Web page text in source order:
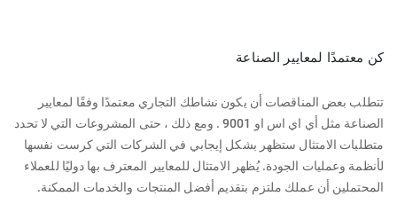
كن معتمدًا لمعايير الصناعة
تتطلب بعض المناقصات أن يكون نشاطك التجاري معتمدًا وفقًا لمعايير
الصناعة مثل أي اي اس او 9001 . ومع ذلك ، حتى المشروعات التي لا تحدد
متطلبات الامتثال ستظهر بشكل إيجابي في الشركات التي كرست نفسها
لأنظمة وعمليات الجودة. يُظهر الامتثال للمعايير المعترف بها دوليًا للعملاء
المحتملين أن عملك ملتزم بتقديم أفضل المنتجات والخدمات الممكنة.